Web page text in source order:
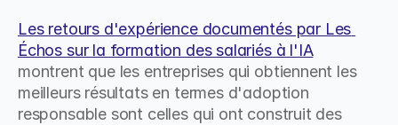
Les retours d'expérience documentés par Les
Échos sur la formation des salariés à l'IA
montrent que les entreprises qui obtiennent les
meilleurs résultats en termes d'adoption
responsable sont celles qui ont construit des